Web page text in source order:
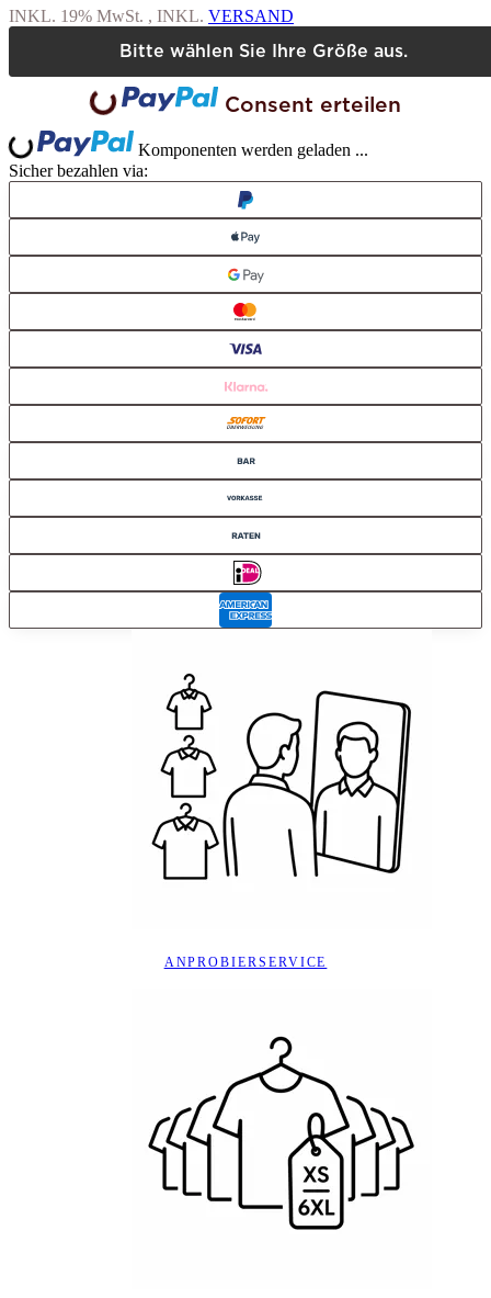
INKL. 19% MwSt. , INKL. VERSAND
Bitte wählen Sie Ihre Größe aus.
Loading... Consent erteilen
Loading...
Komponenten werden geladen ...
Sicher bezahlen via:
ANPROBIERSERVICE